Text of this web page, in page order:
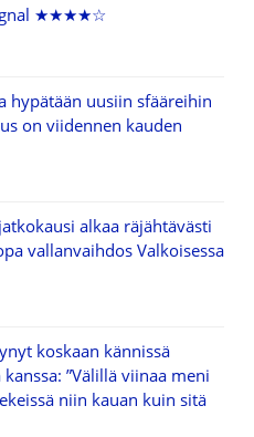
★★★★☆
hypätään uusiin sfääreihin
on viidennen kauden
alkaa räjähtävästi
vallanvaihdos Valkoisessa
koskaan kännissä
”Välillä viinaa meni
niin kauan kuin sitä